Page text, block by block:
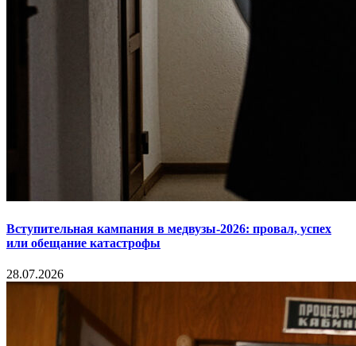
Вступительная кампания в медвузы-2026: провал, успех
или обещание катастрофы
28.07.2026